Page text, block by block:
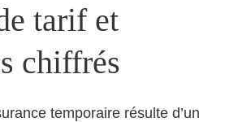
tarif et
chiffrés
temporaire résulte d’un